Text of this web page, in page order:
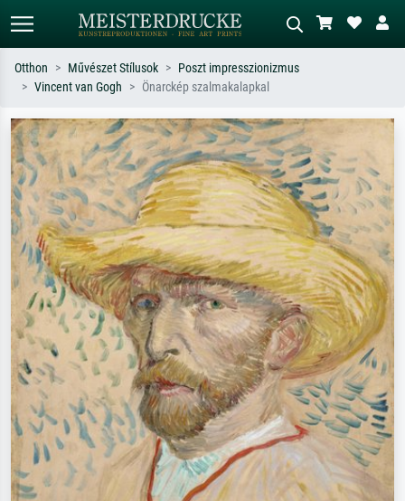
Keressen művész, műcím vagy stílus
szerint – pl. Monet, Csillagos éj,
impresszionizmus, Hokusai-hullám,
akt.
Írja le a jelenetet – pl. zöld rét, sok
piros absztrakt, sötét olajkép, álló akt
egy fa mellett.
Otthon Művészet Stílusok
Poszt impresszionizmus
Vincent van Gogh
Önarckép szalmakalapkal